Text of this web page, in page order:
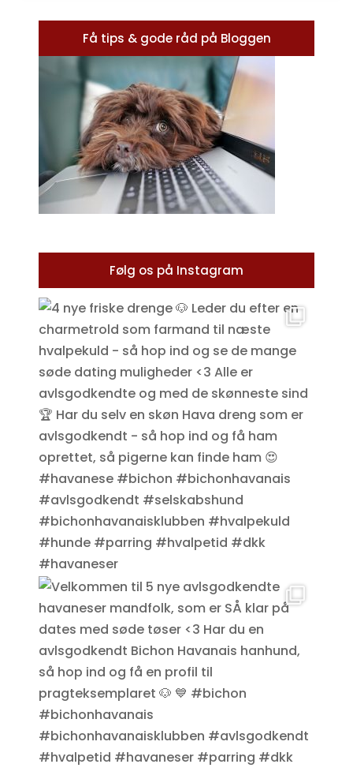
Få tips & gode råd på Bloggen
Følg os på Instagram